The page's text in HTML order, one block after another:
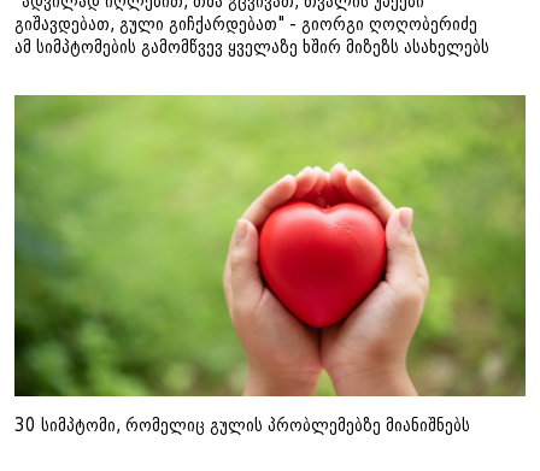
გიშავდებათ, გული გიჩქარდებათ" - გიორგი ღოღობერიძე
ამ სიმპტომების გამომწვევ ყველაზე ხშირ მიზეზს ასახელებს
30 სიმპტომი, რომელიც გულის პრობლემებზე მიანიშნებს